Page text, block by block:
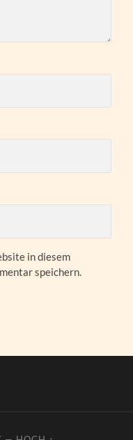
in diesem
speichern.